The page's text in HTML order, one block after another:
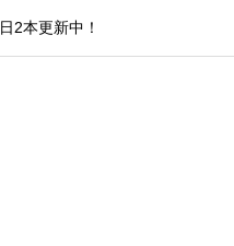
2本更新中！